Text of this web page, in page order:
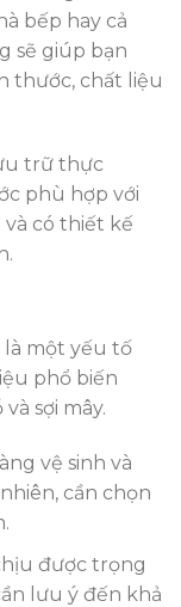
bếp hay cả
sẽ giúp bạn
thước, chất liệu
trữ thực
phù hợp với
có thiết kế
là một yếu tố
phổ biến
sợi mây.
vệ sinh và
cần chọn
được trọng
lưu ý đến khả